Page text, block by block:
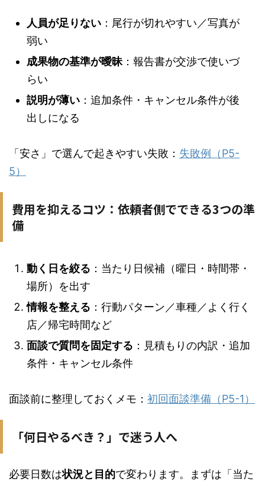
人員が足りない ：尾行が切れやすい／写真が
弱い
成果物の基準が曖昧：報告書が交渉で使いづ
らい
説明が薄い ：追加条件・キャンセル条件が後
出しになる
「安さ」で選んで起きやすい失敗： 失敗例（P5-
5）
費用を抑えるコツ：依頼者側でできる3つの準
備
動く日を絞る ：当たり日候補（曜日・時間帯・
場所）を出す
情報を整える ：行動パターン／車種／よく行く
店／帰宅時間など
面談で質問を固定する ：見積もりの内訳・追加
条件・キャンセル条件
面談前に整理しておくメモ： 初回面談準備（P5-1）
「何日やるべき？」で迷う人へ
必要日数は状況と目的で変わります。まずは「当た